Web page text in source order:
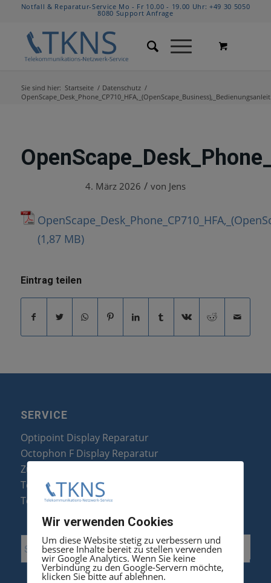
Notfall & Reparatur-Service Mo - Fr 10.00 - 19.00 Uhr:+49 30 5050
8080 Support Anfrage
Sie sind hier: Startseite / Datenschutz /
4. März 2026 / von Jens
Eintrag teilen
SERVICE
Optipoint Display Reparatur
Octophon F Display Reparatur
Zubehör & Ersatzteile
Telefonanlagen Optimierung
Telefonanlagen Erweiterung
Wir verwenden Cookies
Um diese Website stetig zu verbessern und
bessere Inhalte bereit zu stellen verwenden
wir Google Analytics. Wenn Sie keine
Verbindung zu den Google-Servern möchte,
klicken Sie bitte auf ablehnen.